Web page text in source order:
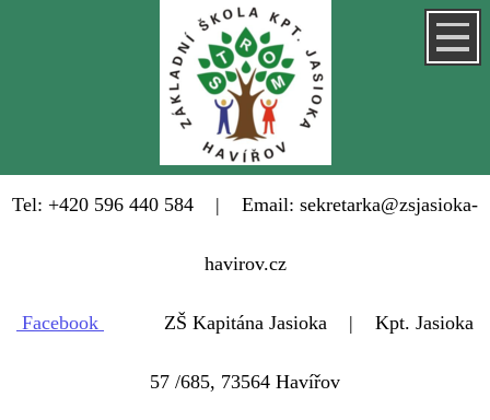
Tel: +420 596 440 584 | Email: sekretarka@zsjasioka-
havirov.cz
Facebook ZŠ Kapitána Jasioka | Kpt. Jasioka
57 /685, 73564 Havířov